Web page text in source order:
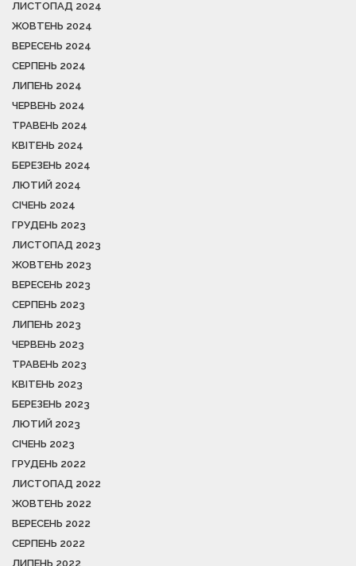
ЛИСТОПАД 2024
ЖОВТЕНЬ 2024
ВЕРЕСЕНЬ 2024
СЕРПЕНЬ 2024
ЛИПЕНЬ 2024
ЧЕРВЕНЬ 2024
ТРАВЕНЬ 2024
КВІТЕНЬ 2024
БЕРЕЗЕНЬ 2024
ЛЮТИЙ 2024
СІЧЕНЬ 2024
ГРУДЕНЬ 2023
ЛИСТОПАД 2023
ЖОВТЕНЬ 2023
ВЕРЕСЕНЬ 2023
СЕРПЕНЬ 2023
ЛИПЕНЬ 2023
ЧЕРВЕНЬ 2023
ТРАВЕНЬ 2023
КВІТЕНЬ 2023
БЕРЕЗЕНЬ 2023
ЛЮТИЙ 2023
СІЧЕНЬ 2023
ГРУДЕНЬ 2022
ЛИСТОПАД 2022
ЖОВТЕНЬ 2022
ВЕРЕСЕНЬ 2022
СЕРПЕНЬ 2022
ЛИПЕНЬ 2022